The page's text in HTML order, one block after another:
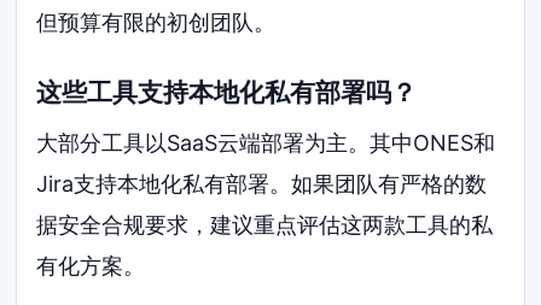
但预算有限的初创团队。
这些工具支持本地化私有部署吗？
大部分工具以SaaS云端部署为主。其中ONES和
Jira支持本地化私有部署。如果团队有严格的数
据安全合规要求，建议重点评估这两款工具的私
有化方案。